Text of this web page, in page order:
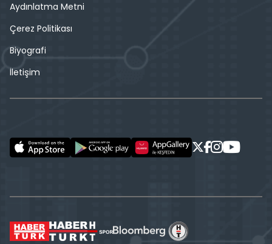
Aydınlatma Metni
Çerez Politikası
Biyografi
İletişim